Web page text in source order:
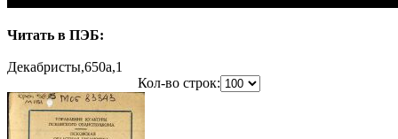
Читать в ПЭБ:
Декабристы,650a,1
Кол-во строк: